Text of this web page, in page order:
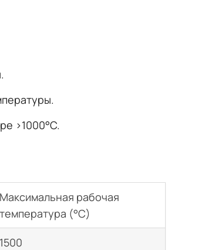
>1000°C.
Максимальная рабочая
температура (°C)
1500